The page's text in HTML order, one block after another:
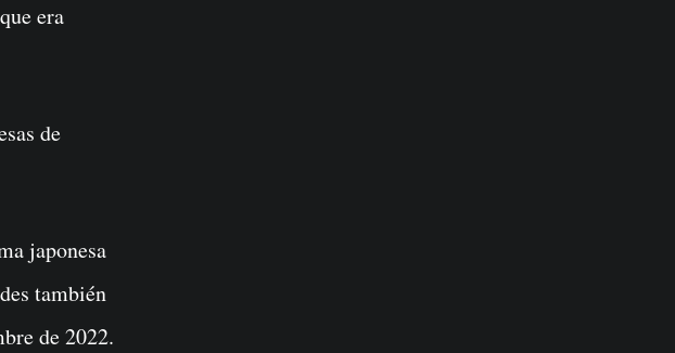
que era
de
japonesa
también
de 2022.